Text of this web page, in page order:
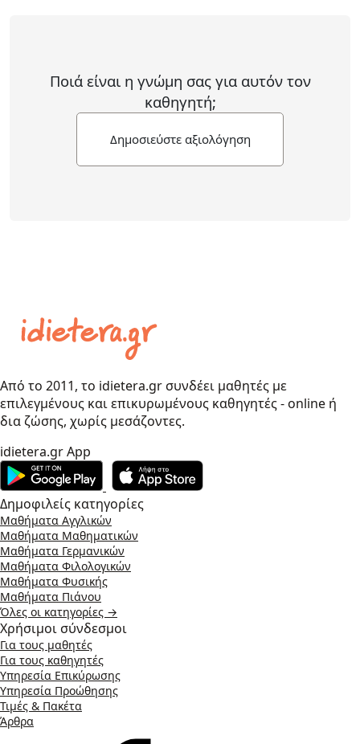
Ποιά είναι η γνώμη σας για αυτόν τον
καθηγητή;
Δημοσιεύστε αξιολόγηση
Από το 2011, το idietera.gr συνδέει μαθητές με
επιλεγμένους και επικυρωμένους καθηγητές - online ή
δια ζώσης, χωρίς μεσάζοντες.
idietera.gr App
Δημοφιλείς κατηγορίες
Μαθήματα Αγγλικών
Μαθήματα Μαθηματικών
Μαθήματα Γερμανικών
Μαθήματα Φιλολογικών
Μαθήματα Φυσικής
Μαθήματα Πιάνου
Όλες οι κατηγορίες →
Χρήσιμοι σύνδεσμοι
Για τους μαθητές
Για τους καθηγητές
Υπηρεσία Επικύρωσης
Υπηρεσία Προώθησης
Τιμές & Πακέτα
Άρθρα